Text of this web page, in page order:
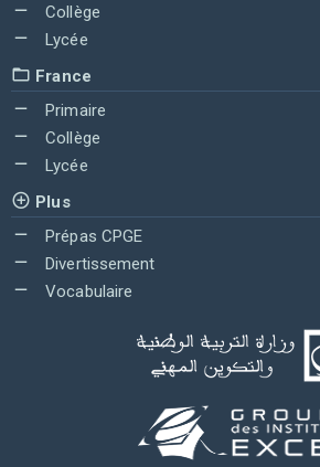
Collège
Lycée
France
Primaire
Collège
Lycée
Plus
Prépas CPGE
Divertissement
Vocabulaire